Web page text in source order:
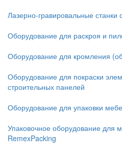
Лазерно-гравировальные станки
Оборудование для раскроя и
Оборудование для кромления
Оборудование для покраски
строительных панелей
Оборудование для упаковки
Упаковочное оборудование для
RemexPacking